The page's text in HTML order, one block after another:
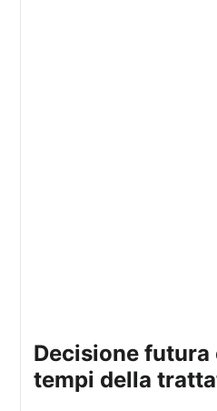
decisione futura e possibili
tempi della